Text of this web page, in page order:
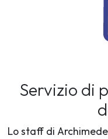
Servizio di
Lo staff di